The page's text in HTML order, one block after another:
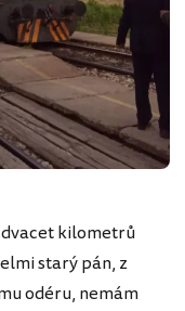
dvacet kilometrů
starý pán, z
odéru, nemám